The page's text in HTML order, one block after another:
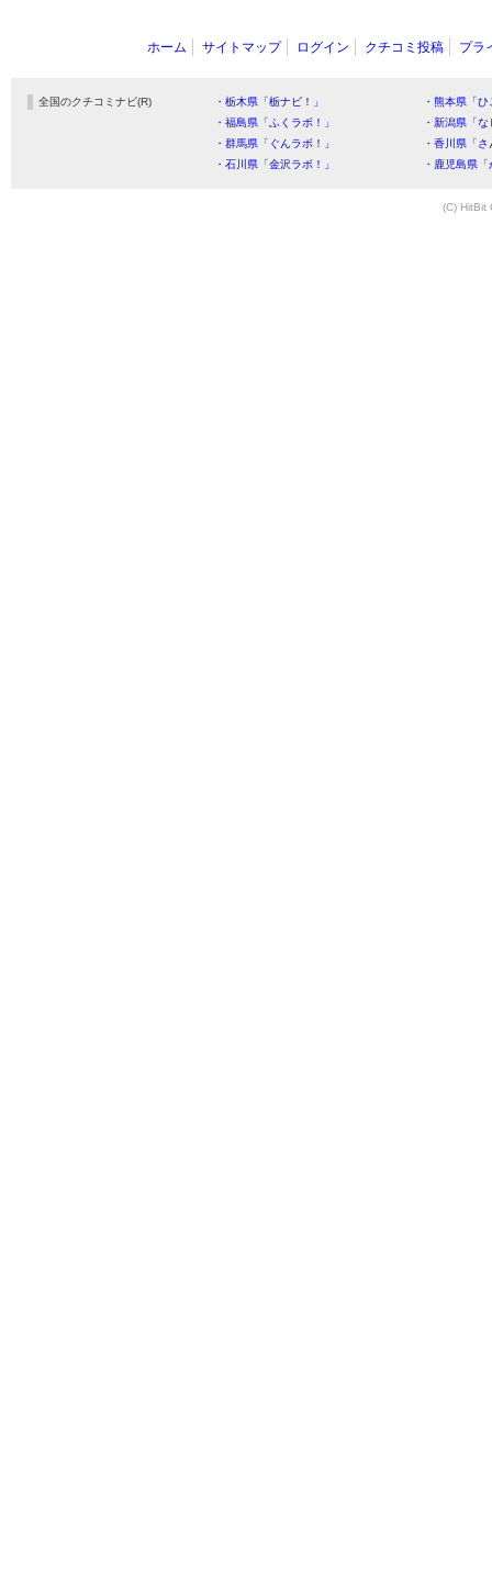
ホーム サイトマップ ログイン クチコミ投稿 プラ
全国のクチコミナビ(R) ・栃木県「栃ナビ！」
・熊本県「
・福島県「ふくラボ！」
・新潟県「
・群馬県「ぐんラボ！」
・香川県「
・石川県「金沢ラボ！」
・鹿児島県
(C) HitBit